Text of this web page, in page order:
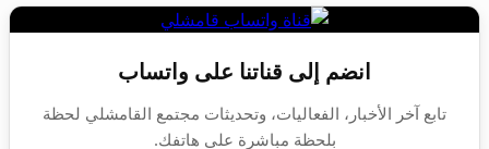
انضم إلى قناتنا على واتساب
تابع آخر الأخبار، الفعاليات، وتحديثات مجتمع القامشلي لحظة
بلحظة مباشرة على هاتفك.